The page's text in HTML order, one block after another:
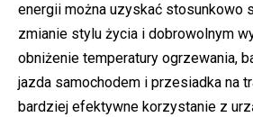
energii można uzyskać stosunkowo
zmianie stylu życia i dobrowolnym
obniżenie temperatury ogrzewania,
jazda samochodem i przesiadka na
bardziej efektywne korzystanie z